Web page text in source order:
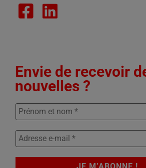
Envie de recevoir
nouvelles ?